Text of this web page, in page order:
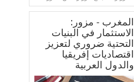
المغرب - مزور:
الاستثمار في البنيات
التحتية ضروري لتعزيز
اقتصاديات إفريقيا
والدول العربية